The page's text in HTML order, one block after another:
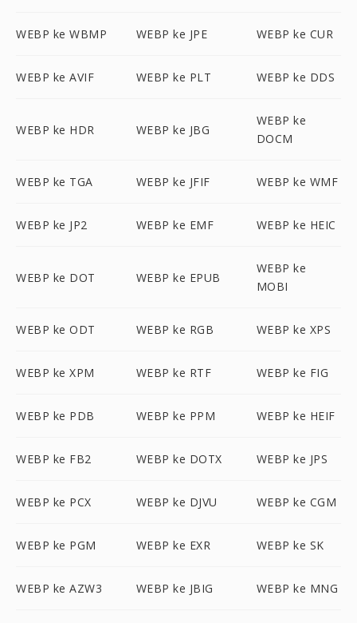
WEBP ke WBMP WEBP ke JPE WEBP ke CUR
WEBP ke AVIF WEBP ke PLT WEBP ke DDS
WEBP ke HDR WEBP ke JBG
WEBP ke
DOCM
WEBP ke TGA WEBP ke JFIF WEBP ke WMF
WEBP ke JP2 WEBP ke EMF WEBP ke HEIC
WEBP ke DOT WEBP ke EPUB
WEBP ke
MOBI
WEBP ke ODT WEBP ke RGB WEBP ke XPS
WEBP ke XPM WEBP ke RTF WEBP ke FIG
WEBP ke PDB WEBP ke PPM WEBP ke HEIF
WEBP ke FB2 WEBP ke DOTX WEBP ke JPS
WEBP ke PCX WEBP ke DJVU WEBP ke CGM
WEBP ke PGM WEBP ke EXR WEBP ke SK
WEBP ke AZW3 WEBP ke JBIG WEBP ke MNG